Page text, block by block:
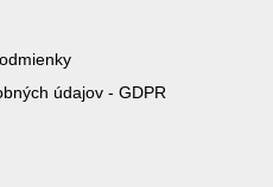
údajov - GDPR